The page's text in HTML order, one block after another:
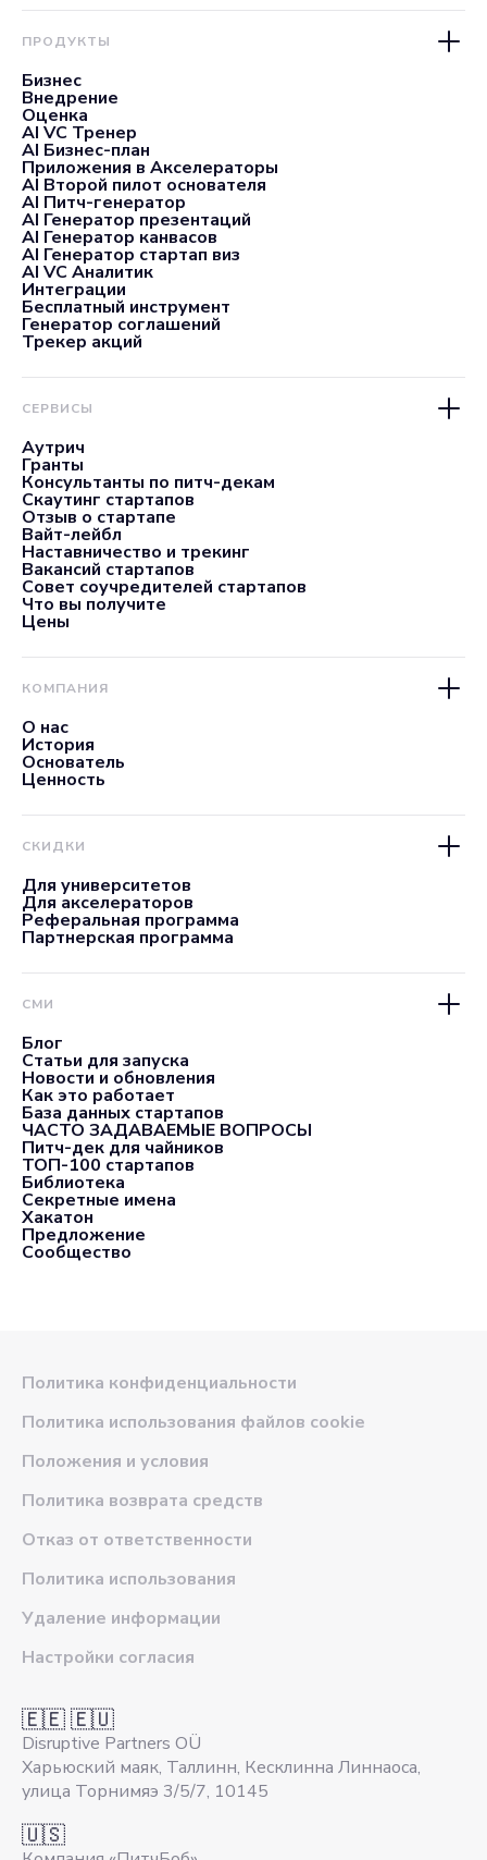
ПРОДУКТЫ
Бизнес
Внедрение
Оценка
AI VC Тренер
AI Бизнес-план
Приложения в Акселераторы
AI Второй пилот основателя
AI Питч-генератор
AI Генератор презентаций
AI Генератор канвасов
AI Генератор стартап виз
AI VC Аналитик
Интеграции
Бесплатный инструмент
Генератор соглашений
Трекер акций
СЕРВИСЫ
Аутрич
Гранты
Консультанты по питч-декам
Скаутинг стартапов
Отзыв о стартапе
Вайт-лейбл
Наставничество и трекинг
Вакансий стартапов
Совет соучредителей стартапов
Что вы получите
Цены
КОМПАНИЯ
О нас
История
Основатель
Ценность
СКИДКИ
Для университетов
Для акселераторов
Реферальная программа
Партнерская программа
СМИ
Блог
Статьи для запуска
Новости и обновления
Как это работает
База данных стартапов
ЧАСТО ЗАДАВАЕМЫЕ ВОПРОСЫ
Питч-дек для чайников
ТОП-100 стартапов
Библиотека
Секретные имена
Хакатон
Предложение
Сообщество
Политика конфиденциальности
Политика использования файлов cookie
Положения и условия
Политика возврата средств
Отказ от ответственности
Политика использования
Удаление информации
Настройки согласия
🇪🇪 🇪🇺
Disruptive Partners OÜ
Харьюский маяк, Таллинн, Кесклинна Линнаоса,
улица Торнимяэ 3/5/7, 10145
🇺🇸